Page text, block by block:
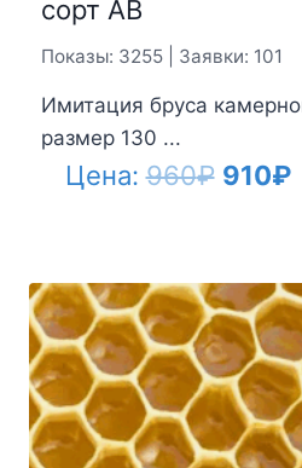
сорт АВ
Показы: 3255 | Заявки: 101
Имитация бруса
размер 130 ...
Цена:960₽
960₽.
910₽